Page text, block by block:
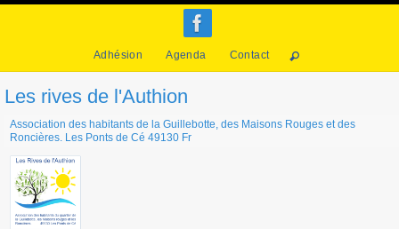
Adhésion Agenda Contact
Les rives de l'Authion
Association des habitants de la Guillebotte, des Maisons Rouges et des
Roncières. Les Ponts de Cé 49130 Fr